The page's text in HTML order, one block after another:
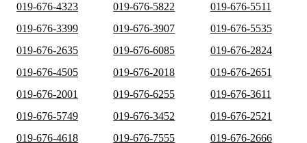
019-676-4323
019-676-5822
019-676-5511
019-676-3399
019-676-3907
019-676-5535
019-676-2635
019-676-6085
019-676-2824
019-676-4505
019-676-2018
019-676-2651
019-676-2001
019-676-6255
019-676-3611
019-676-5749
019-676-3452
019-676-2521
019-676-4618
019-676-7555
019-676-2666